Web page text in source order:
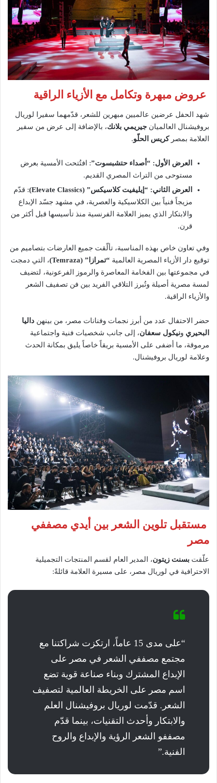
عروض مبهرة وتكامل مع الأزياء الراقية
شهد الحفل عرضين عالميين مبهرين للشعر، قدّمهما سفيرا لوريال
بروفيشنال العالميان جيريمي بلانك، بالإضافة إلى عرض من سفير
العلامة بمصركريس الحلّو.
العرض الأول: “أصداء حتشبسوت”: افتُتحت الأمسية بعرض
مستوحى من التراث المصري القديم.
العرض الثاني: “إيليفيت كلاسيكس” (Elevate Classics)
: قدّم
مزيجاً فنياً بين الكلاسيكية والعصرية، في مشهد جسّد الإبداع
والابتكار الذي يميز العلامة الفرنسية منذ تأسيسها قبل أكثر من
قرن.
وفي تعاون خاص بهذه المناسبة، تألّقت جميع العارضات بتصاميم من
توقيع دار الأزياء المصرية العالمية “تمرازا” (Temraza)
، التي دمجت
في مجموعتها بين الفخامة المعاصرة والرموز الفرعونية، لتضيف
لمسة مصرية أصيلة وتُبرز التلاقي الفريد بين فن تصفيف الشعر
والأزياء الراقية.
حضر الاحتفال عدد من أبرز نجمات وفنانات مصر، من بينهن داليا
البحيري ونيكول سعفان، إلى جانب شخصيات فنية واجتماعية
مرموقة، ما أضفى على الأمسية بريقاً خاصاً يليق بمكانة الحدث
وعلامة لوريال بروفيشنال.
مستقبل تلوين الشعر بين أيدي مصففي
مصر
علّقت بسنت زيتون، المدير العام لقسم المنتجات التجميلية
الاحترافية في لوريال مصر، على مسيرة العلامة قائلةً:
“على مدى 15 عاماً، ارتكزت شراكتنا مع
مجتمع مصففي الشعر في مصر على
الإبداع المشترك وبناء صناعة قوية تضع
اسم مصر على الخريطة العالمية لتصفيف
الشعر. قدّمت لوريال بروفيشنال العلم
والابتكار وأحدث التقنيات، بينما قدّم
مصففو الشعر الرؤية والإبداع والروح
الفنية.”